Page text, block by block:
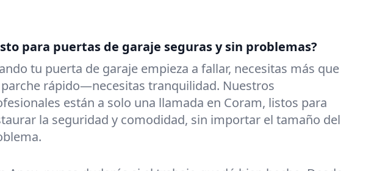
para puertas de garaje seguras y sin problemas?
tu puerta de garaje empieza a fallar, necesitas más que
rápido—necesitas tranquilidad. Nuestros
están a solo una llamada en Coram, listos para
la seguridad y comodidad, sin importar el tamaño del